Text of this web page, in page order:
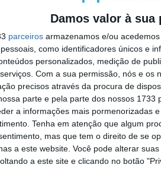
Damos valor à sua
parceiros armazenamos e/ou
como identificadores únicos e
personalizados, medição de
Com a sua permissão, nós e os
precisos através da procura de
parte e pela parte dos nossos 1733
a informações mais pormenorizadas
Tenha em atenção que algum
mas que tem o direito de se
a este website. Você pode alterar
a este site e clicando no botão